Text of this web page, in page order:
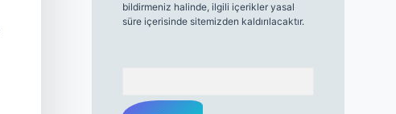
bildirmeniz halinde, ilgili içerikler yasal
süre içerisinde sitemizden kaldırılacaktır.